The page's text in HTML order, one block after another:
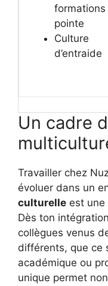
formations
pointe
Culture
d’entraide
Un cadre
Travailler chez
évoluer dans un
culturelle est
Dès ton
collègues venus
différents, que ce
académique ou
unique permet